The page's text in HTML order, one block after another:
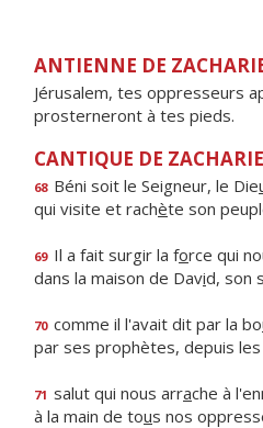
ANTIENNE DE
Jérusalem, tes oppresseurs
prosterneront à tes pieds.
CANTIQUE DE
68 Béni soit le Seigneur, le Die
qui visite et rachète son
69 Il a fait surgir la force qui
dans la maison de David, son
70 comme il l'avait dit par la bo
par ses prophètes, depuis
71 salut qui nous arrache à
à la main de tous nos